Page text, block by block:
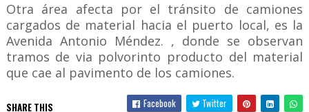
Otra área afecta por el tránsito de camiones
cargados de material hacia el puerto local, es la
Avenida Antonio Méndez. , donde se observan
tramos de via polvorinto producto del material
que cae al pavimento de los camiones.
SHARE THIS Facebook Twitter